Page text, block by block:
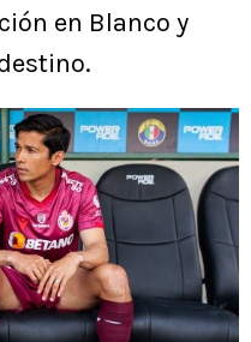
en Blanco y